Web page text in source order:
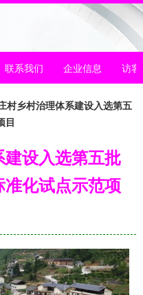
联系我们 企业信息 访客
村乡村治理体系建设入选第五
目
设入选第五批
化试点示范项